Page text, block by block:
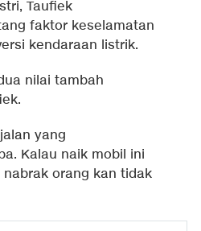
Taufiek
faktor keselamatan
kendaraan listrik.
nilai tambah
yang
Kalau naik mobil ini
orang kan tidak